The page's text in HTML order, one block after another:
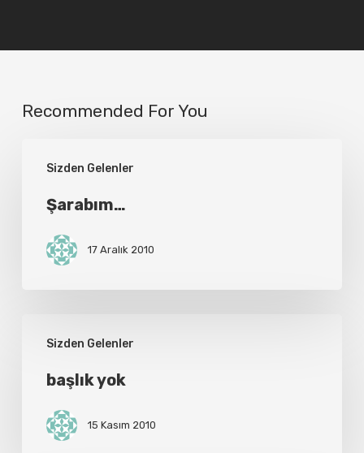
Recommended For You
Sizden Gelenler
Şarabım…
17 Aralık 2010
Sizden Gelenler
başlık yok
15 Kasım 2010